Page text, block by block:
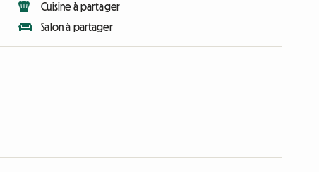
Cuisine à partager
Salon à partager